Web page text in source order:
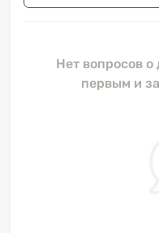
Нет вопросов о
первым и